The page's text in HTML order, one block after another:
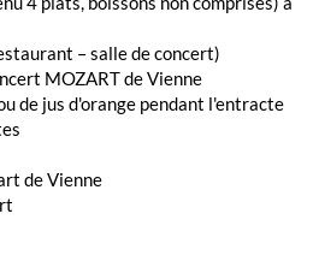
– salle de concert)
MOZART de Vienne
de jus d'orange pendant l'entracte
de Vienne